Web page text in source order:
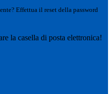
Effettua il reset della password
la casella di posta elettronica!